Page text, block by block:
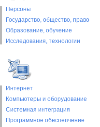
Персоны
Государство, общество, право
Образование, обучение
Исследования, технологии
Интернет
Компьютеры и оборудование
Системная интеграция
Программное обеспепчение